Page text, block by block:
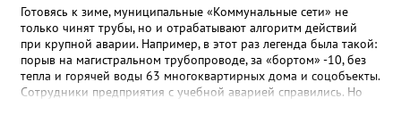
Готовясь к зиме, муниципальные «Коммунальные сети» не
только чинят трубы, но и отрабатывают алгоритм действий
при крупной аварии. Например, в этот раз легенда была такой:
порыв на магистральном трубопроводе, за «бортом» -10, без
тепла и горячей воды 63 многоквартирных дома и соцобъекты.
Сотрудники предприятия с учебной аварией справились. Но